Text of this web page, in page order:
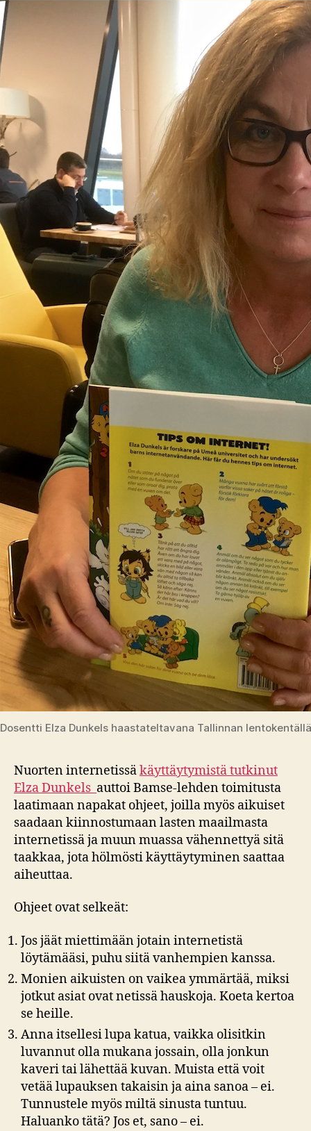
Dosentti Elza Dunkels haastateltavana Tallinnan lentokentällä
Nuorten internetissäkäyttäytymistä tutkinut
Elza Dunkels auttoi Bamse-lehden toimitusta
laatimaan napakat ohjeet, joilla myös aikuiset
saadaan kiinnostumaan lasten maailmasta
internetissä ja muun muassa vähennettyä sitä
taakkaa, jota hölmösti käyttäytyminen saattaa
aiheuttaa.
Ohjeet ovat selkeät:
Jos jäät miettimään jotain internetistä
löytämääsi, puhu siitä vanhempien kanssa.
Monien aikuisten on vaikea ymmärtää, miksi
jotkut asiat ovat netissä hauskoja. Koeta kertoa
se heille.
Anna itsellesi lupa katua, vaikka olisitkin
luvannut olla mukana jossain, olla jonkun
kaveri tai lähettää kuvan. Muista että voit
vetää lupauksen takaisin ja aina sanoa – ei.
Tunnustele myös miltä sinusta tuntuu.
Haluanko tätä? Jos et, sano – ei.